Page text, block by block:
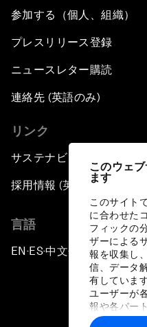
このウェ
ます
このサイト
に合わせた
フィックの
ザーによる
報を収集し
信、データ
有していま
ユーザーが
報や各パー
に収集され
参加する（個人、組織）
プレスリリース登録
ニュースレター購読
連絡先 (英語のみ)
リンク
サステナビリティへの取り
採用情報 (英語のみ)
言語
EN ▪ES▪中文▪ 日本語